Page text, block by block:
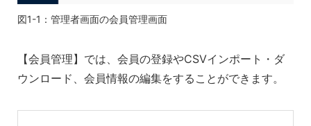
図1-1：管理者画面の会員管理画面
【会員管理】では、会員の登録やCSVインポート・ダ
ウンロード、会員情報の編集をすることができます。